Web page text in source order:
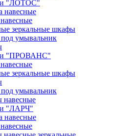
"ЛОТОС"
навесные
зеркальные шкафы
умывальник
"ПРОВАНС"
зеркальные шкафы
умывальник
"ЛАРЧ"
навесные